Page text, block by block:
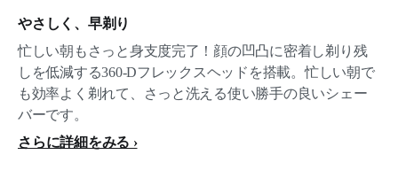
やさしく、早剃り
忙しい朝もさっと身支度完了！顔の凹凸に密着し剃り残
しを低減する360-Dフレックスヘッドを搭載。忙しい朝で
も効率よく剃れて、さっと洗える使い勝手の良いシェー
バーです。
さらに詳細をみる